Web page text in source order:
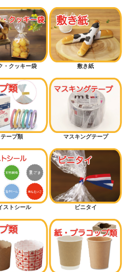
・クッキー袋 敷き紙
テープ類 マスキングテープ
ストシール ビニタイ